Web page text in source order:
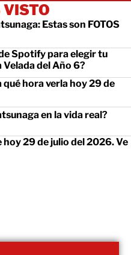
VISTO
Estas son FOTOS
Spotify para elegir tu
del Año 6?
qué hora verla hoy 29 de
en la vida real?
hoy 29 de julio del 2026. Ve